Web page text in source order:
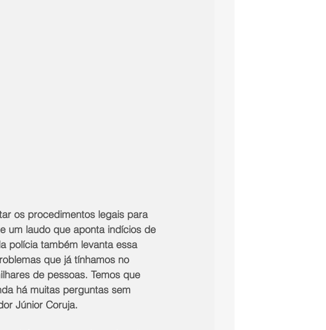
os procedimentos legais para
um laudo que aponta indícios de
polícia também levanta essa
que já tínhamos no
de pessoas. Temos que
há muitas perguntas sem
Júnior Coruja.